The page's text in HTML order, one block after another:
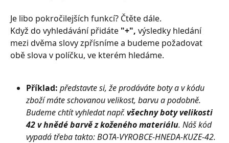
Je libo pokročilejších funkcí? Čtěte dále.
Když do vyhledávání přidáte "+", výsledky hledání
mezi dvěma slovy zpřísníme a budeme požadovat
obě slova v políčku, ve kterém hledáme.
Příklad: představte si, že prodáváte boty a v kódu
zboží máte schovanou velikost, barvu a podobně.
Budeme chtít vyhledat např. všechny boty velikosti
42 v hnědé barvě z koženého materiálu. Náš kód
vypadá třeba takto: BOTA-VYROBCE-HNEDA-KUZE-42.